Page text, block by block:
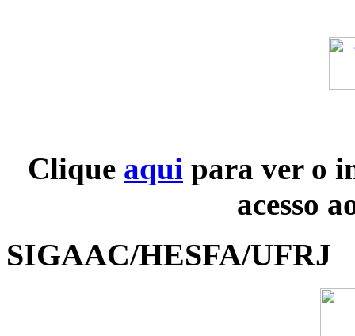
Clique aqui para ver o
acesso
SIGAAC/HESFA/UFRJ